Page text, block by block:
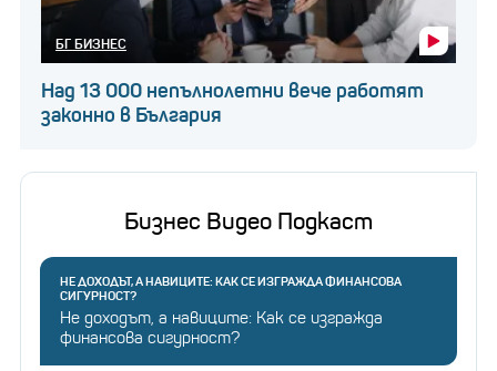
БГ БИЗНЕС
Над 13 000 непълнолетни вече работят
законно в България
Бизнес Видео Подкаст
НЕ ДОХОДЪТ, А НАВИЦИТЕ: КАК СЕ ИЗГРАЖДА ФИНАНСОВА
СИГУРНОСТ?
Не доходът, а навиците: Как се изгражда
финансова сигурност?